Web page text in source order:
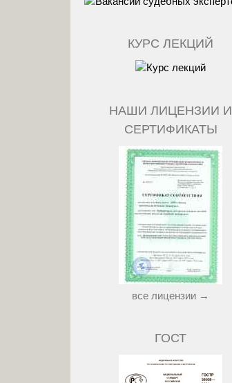
КУРС ЛЕКЦИЙ
НАШИ ЛИЦЕНЗИИ И
СЕРТИФИКАТЫ
все лицензии →
ГОСТ